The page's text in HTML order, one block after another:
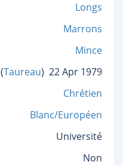
Longs
Marrons
Mince
(Taureau) 22 Apr 1979
Chrétien
Blanc/Européen
Université
Non